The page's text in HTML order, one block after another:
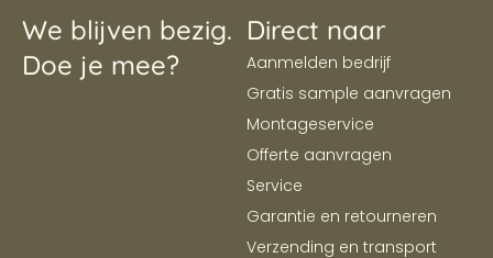
We blijven bezig.
Doe je mee?
Direct naar
Aanmelden bedrijf
Gratis sample aanvragen
Montageservice
Offerte aanvragen
Service
Garantie en retourneren
Verzending en transport